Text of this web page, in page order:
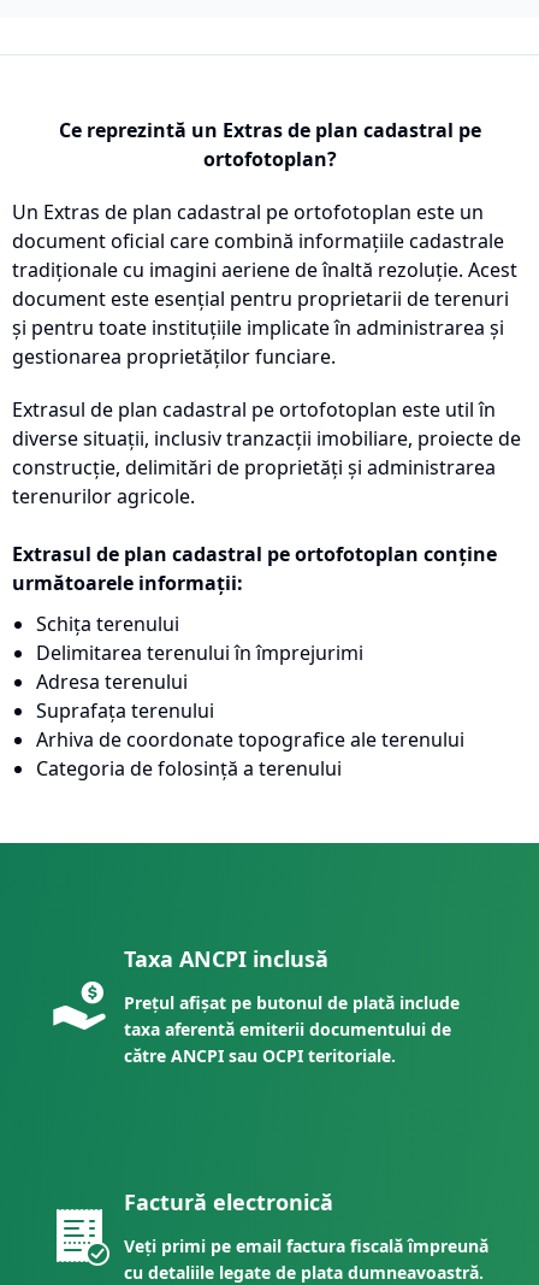
Ce reprezintă un Extras de plan cadastral pe
ortofotoplan?
Un Extras de plan cadastral pe ortofotoplan este un
document oficial care combină informațiile cadastrale
tradiționale cu imagini aeriene de înaltă rezoluție. Acest
document este esențial pentru proprietarii de terenuri
și pentru toate instituțiile implicate în administrarea și
gestionarea proprietăților funciare.
Extrasul de plan cadastral pe ortofotoplan este util în
diverse situații, inclusiv tranzacții imobiliare, proiecte de
construcție, delimitări de proprietăți și administrarea
terenurilor agricole.
Extrasul de plan cadastral pe ortofotoplan conține
următoarele informații:
Schița terenului
Delimitarea terenului în împrejurimi
Adresa terenului
Suprafața terenului
Arhiva de coordonate topografice ale terenului
Categoria de folosință a terenului
Taxa ANCPI inclusă
Prețul afișat pe butonul de plată include
taxa aferentă emiterii documentului de
către ANCPI sau OCPI teritoriale.
Factură electronică
Veți primi pe email factura fiscală împreună
cu detaliile legate de plata dumneavoastră.